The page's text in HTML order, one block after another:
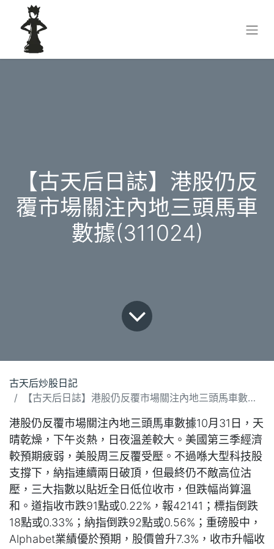
【古天后日誌】港股仍反
覆市場關注內地三頭馬車
數據(311024)
古天后炒股日記
【古天后日誌】港股仍反覆市場關注內地三頭馬車數據(311024)
港股仍反覆市場關注內地三頭馬車數據10月31日，天
晴乾燥，下午炎熱，日夜溫差較大。美國第三季經濟
較預期疲弱，美股周三反覆受壓。不過喺大型科技股
支撐下，納指連續兩日破頂，但最終仍不敵高位沽
壓，三大指數以貼近全日低位收市，但跌幅尚算溫
和。道指收市跌91點或0.22%，報42141；標指倒跌
18點或0.33%；納指倒跌92點或0.56%；重磅股中，
Alphabet業績優於預期，股價曾升7.3%，收市升幅收